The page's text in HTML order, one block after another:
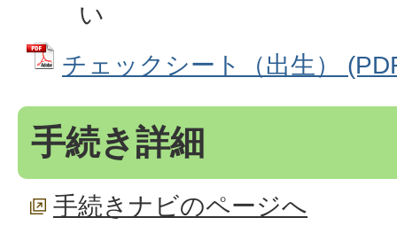
い
チェックシート（出生）
手続き詳細
手続きナビのページへ